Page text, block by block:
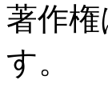
著作
す。